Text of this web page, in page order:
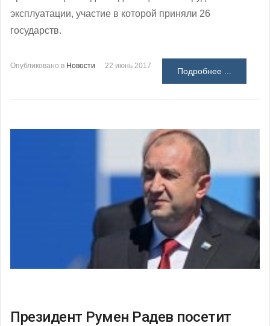
эксплуатации, участие в которой приняли 26
государств.
Опубликовано в Новости 22 июнь 2017
Подробнее ...
Президент Румен Радев посетит